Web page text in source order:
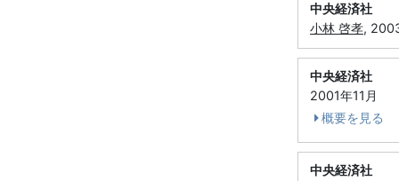
中央経済社
小林 啓孝,
中央経済社
2001年11月
概要を見る
中央経済社